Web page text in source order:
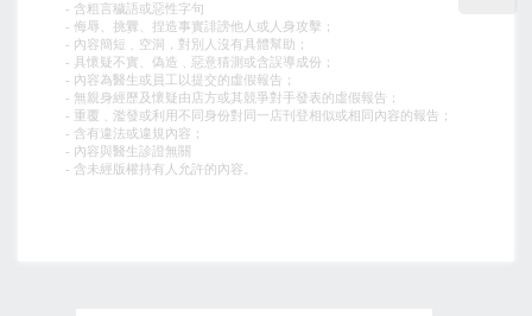
- 含粗言穢語或惡性字句
- 侮辱、挑釁、捏造事實誹謗他人或人身攻擊；
- 內容簡短﹑空洞，對別人沒有具體幫助；
- 具懷疑不實、偽造﹑惡意猜測或含誤導成份；
- 內容為醫生或員工以提交的虛假報告；
- 無親身經歷及懷疑由店方或其競爭對手發表的虛假報告；
- 重覆﹑濫發或利用不同身份對同一店刊登相似或相同內容的報告；
- 含有違法或違規內容；
- 內容與醫生診證無關
- 含未經版權持有人允許的內容。